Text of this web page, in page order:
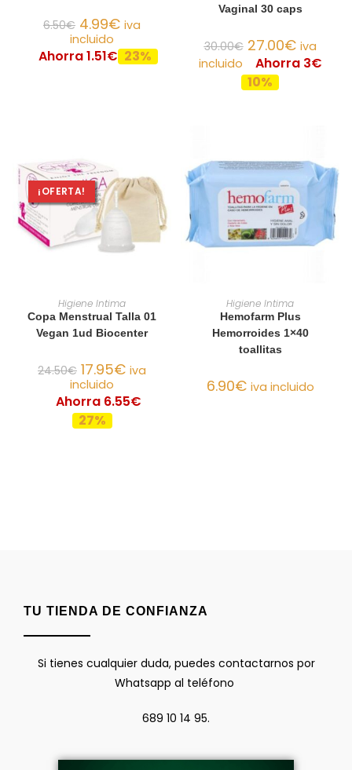
6.50€ 4.99€ iva
incluido
Ahorra 1.51€ 23%
Vaginal 30 caps
30.00€ 27.00€ iva
incluido
Ahorra 3€
10%
¡OFERTA!
AÑADIR AL CARRITO
Higiene Intima
Copa Menstrual Talla 01
Vegan 1ud Biocenter
24.50€ 17.95€ iva
incluido
Ahorra 6.55€
27%
AÑADIR AL CARRITO
Higiene Intima
Hemofarm Plus
Hemorroides 1×40
toallitas
6.90€ iva incluido
TU TIENDA DE CONFIANZA
Si tienes cualquier duda, puedes contactarnos por
Whatsapp al teléfono
689 10 14 95.